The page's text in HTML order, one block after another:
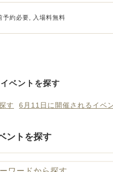
予約必要, 入場料無料
ベントを探す
す 6月11日に開催されるイベ
ントを探す